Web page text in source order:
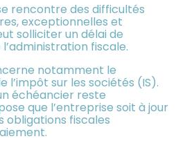
rencontre des difficultés
exceptionnelles et
solliciter un délai de
fiscale.
notamment le
l’impôt sur les sociétés (IS).
échéancier reste
que l’entreprise soit à jour
obligations fiscales